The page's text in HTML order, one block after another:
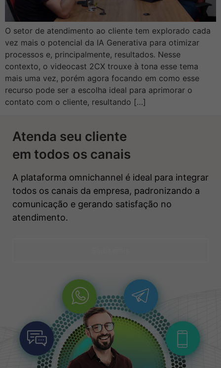
O setor de atendimento ao cliente tem explorado cada
vez mais o potencial da IA Generativa para otimizar
processos e, principalmente, resultados. Nesse
contexto, o videocast 2CX trouxe à tona esse tema
mais uma vez, porém agora focando em como esse
recurso pode ser a escolha ideal para aprimorar o
contato com o cliente, resultando […]
Atenda seu cliente
em todos os canais
A plataforma omnichannel é ideal para integrar
todos os canais da empresa, padronizando a
comunicação e gerando satisfação no
atendimento.